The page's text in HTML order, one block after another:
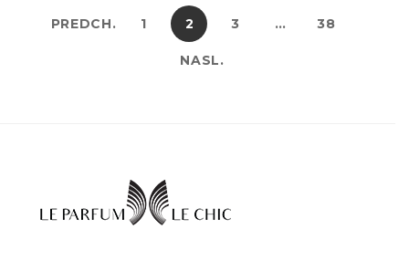
PREDCH. 1 2 3 … 38
NASL.